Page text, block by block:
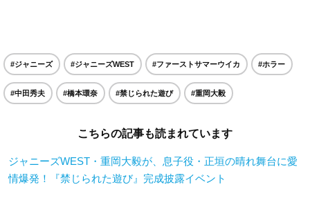
#ジャニーズ #ジャニーズWEST #ファーストサマーウイカ #ホラー
#中田秀夫 #橋本環奈 #禁じられた遊び #重岡大毅
こちらの記事も読まれています
ジャニーズWEST・重岡大毅が、息子役・正垣の晴れ舞台に愛
情爆発！『禁じられた遊び』完成披露イベント